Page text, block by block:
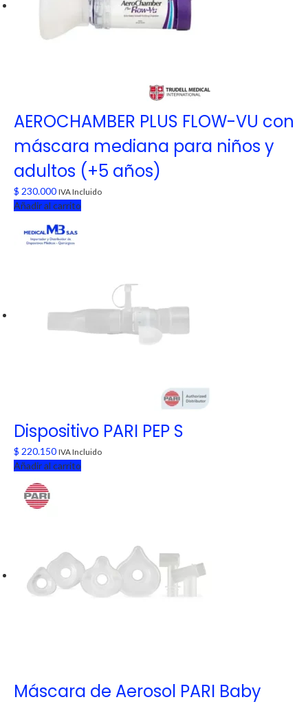
AEROCHAMBER PLUS FLOW-VU con
máscara mediana para niños y
adultos (+5 años)
$ 230.000 IVA Incluido
Añadir al carrito
Dispositivo PARI PEP S
$ 220.150 IVA Incluido
Añadir al carrito
Máscara de Aerosol PARI Baby